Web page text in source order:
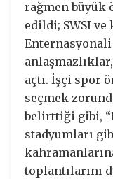
rağmen büyük
edildi; SWSI ve
Enternasyonali
açtı. İşçi spor
seçmek
belirttiği gibi,
stadyumları
toplantılarını